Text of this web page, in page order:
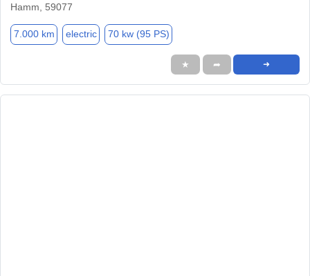
Hamm, 59077
7.000 km electric 70 kw (95 PS)
★ ➦ ➜